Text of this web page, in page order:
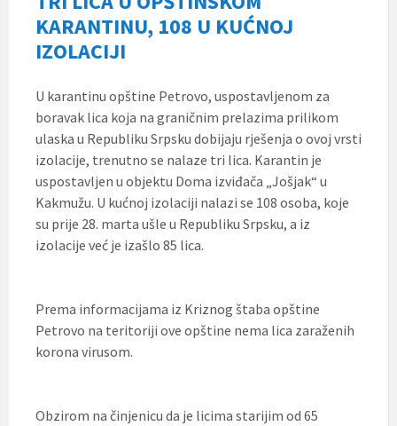
KARANTINU, 108 U KUĆNOJ
IZOLACIJI
U karantinu opštine Petrovo, uspostavljenom za
boravak lica koja na graničnim prelazima prilikom
ulaska u Republiku Srpsku dobijaju rješenja o ovoj vrsti
izolacije, trenutno se nalaze tri lica. Karantin je
uspostavljen u objektu Doma izviđača „Jošjak“ u
Kakmužu. U kućnoj izolaciji nalazi se 108 osoba, koje
su prije 28. marta ušle u Republiku Srpsku, a iz
izolacije već je izašlo 85 lica.
Prema informacijama iz Kriznog štaba opštine
Petrovo na teritoriji ove opštine nema lica zaraženih
korona virusom.
Obzirom na činjenicu da je licima starijim od 65